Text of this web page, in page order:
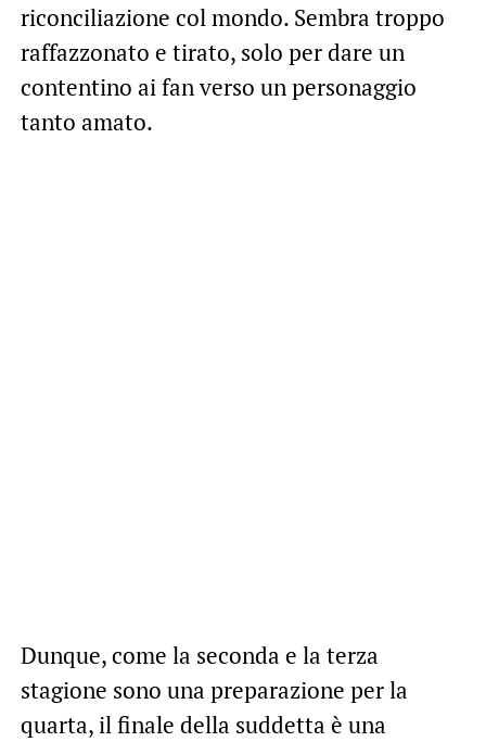
riconciliazione col mondo. Sembra troppo
raffazzonato e tirato, solo per dare un
contentino ai fan verso un personaggio
tanto amato.
Dunque, come la seconda e la terza
stagione sono una preparazione per la
quarta, il finale della suddetta è una